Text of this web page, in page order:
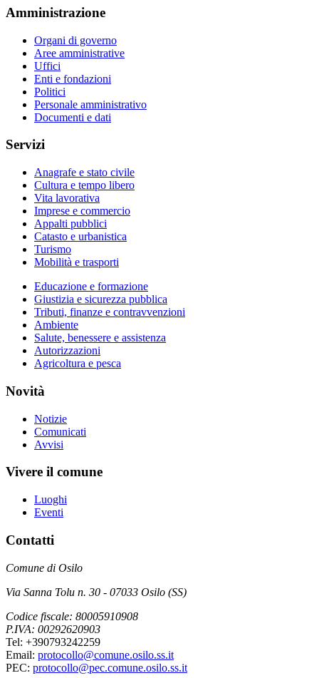
Amministrazione
Organi di governo
Aree amministrative
Uffici
Enti e fondazioni
Politici
Personale amministrativo
Documenti e dati
Servizi
Anagrafe e stato civile
Cultura e tempo libero
Vita lavorativa
Imprese e commercio
Appalti pubblici
Catasto e urbanistica
Turismo
Mobilità e trasporti
Educazione e formazione
Giustizia e sicurezza pubblica
Tributi, finanze e contravvenzioni
Ambiente
Salute, benessere e assistenza
Autorizzazioni
Agricoltura e pesca
Novità
Notizie
Comunicati
Avvisi
Vivere il comune
Luoghi
Eventi
Contatti
Comune di Osilo
Via Sanna Tolu n. 30 - 07033 Osilo (SS)
Codice fiscale: 80005910908
P.IVA: 00292620903
Tel: +390793242259
Email: protocollo@comune.osilo.ss.it
PEC: protocollo@pec.comune.osilo.ss.it